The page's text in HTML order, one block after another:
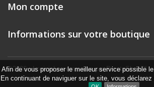
Afin de vous proposer le meilleur service possible
En continuant de naviguer sur le site, vous
©2026 - Logiciel e-commerce par PrestaShop™
Mon compte
Informations sur votre boutique